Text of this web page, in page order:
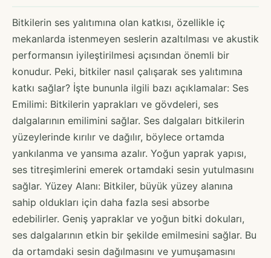
Bitkilerin ses yalıtımına olan katkısı, özellikle iç
mekanlarda istenmeyen seslerin azaltılması ve akustik
performansın iyileştirilmesi açısından önemli bir
konudur. Peki, bitkiler nasıl çalışarak ses yalıtımına
katkı sağlar? İşte bununla ilgili bazı açıklamalar: Ses
Emilimi: Bitkilerin yaprakları ve gövdeleri, ses
dalgalarının emilimini sağlar. Ses dalgaları bitkilerin
yüzeylerinde kırılır ve dağılır, böylece ortamda
yankılanma ve yansıma azalır. Yoğun yaprak yapısı,
ses titreşimlerini emerek ortamdaki sesin yutulmasını
sağlar. Yüzey Alanı: Bitkiler, büyük yüzey alanına
sahip oldukları için daha fazla sesi absorbe
edebilirler. Geniş yapraklar ve yoğun bitki dokuları,
ses dalgalarının etkin bir şekilde emilmesini sağlar. Bu
da ortamdaki sesin dağılmasını ve yumuşamasını